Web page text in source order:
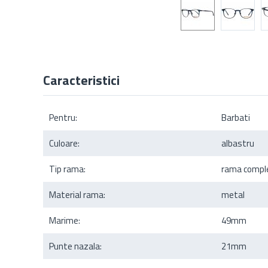
Caracteristici
Pentru:
Barbati
Culoare:
albastru
Tip rama:
rama
Material rama:
metal
Marime:
49mm
Punte nazala:
21mm